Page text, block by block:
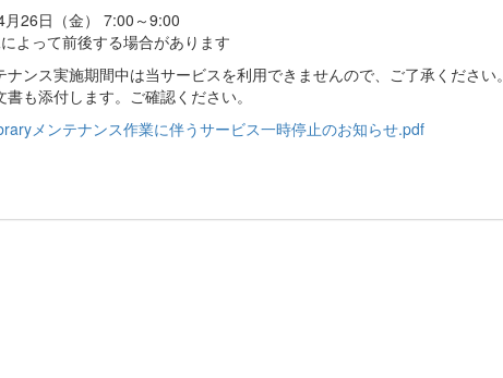
26日（金） 7:00～9:00
よって前後する場合があります
ンス実施期間中は当サービスを利用できませんので、ご了承ください。
も添付します。ご確認ください。
メンテナンス作業に伴うサービス一時停止のお知らせ.pdf